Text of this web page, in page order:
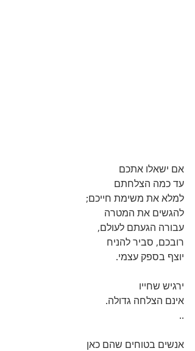
אם ישאלו אתכם
עד כמה הצלחתם
למלא את משימת חייכם;
להגשים את המטרה
עבורה הגעתם לעולם,
רובכם, סביר להניח
יוצף בספק עצמי.
ירגיש שחייו
אינם הצלחה גדולה.
..
אנשים בטוחים שהם כאן